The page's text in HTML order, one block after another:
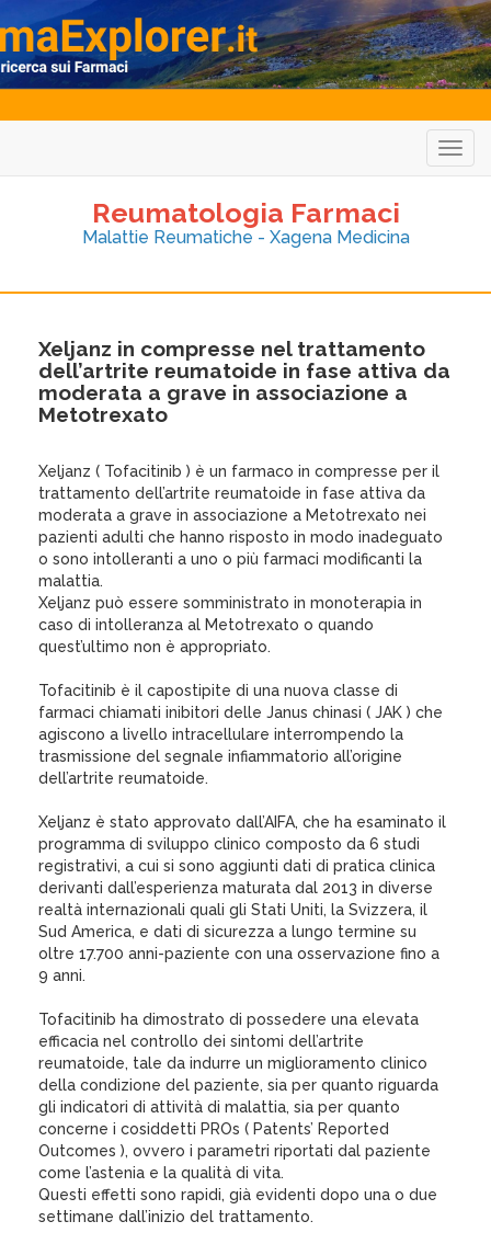
Reumatologia Farmaci
Malattie Reumatiche - Xagena Medicina
Xeljanz in compresse nel trattamento
dell’artrite reumatoide in fase attiva da
moderata a grave in associazione a
Metotrexato
Xeljanz ( Tofacitinib ) è un farmaco in compresse per il
trattamento dell’artrite reumatoide in fase attiva da
moderata a grave in associazione a Metotrexato nei
pazienti adulti che hanno risposto in modo inadeguato
o sono intolleranti a uno o più farmaci modificanti la
malattia.
Xeljanz può essere somministrato in monoterapia in
caso di intolleranza al Metotrexato o quando
quest’ultimo non è appropriato.
Tofacitinib è il capostipite di una nuova classe di
farmaci chiamati inibitori delle Janus chinasi ( JAK ) che
agiscono a livello intracellulare interrompendo la
trasmissione del segnale infiammatorio all’origine
dell’artrite reumatoide.
Xeljanz è stato approvato dall’AIFA, che ha esaminato il
programma di sviluppo clinico composto da 6 studi
registrativi, a cui si sono aggiunti dati di pratica clinica
derivanti dall’esperienza maturata dal 2013 in diverse
realtà internazionali quali gli Stati Uniti, la Svizzera, il
Sud America, e dati di sicurezza a lungo termine su
oltre 17.700 anni-paziente con una osservazione fino a
9 anni.
Tofacitinib ha dimostrato di possedere una elevata
efficacia nel controllo dei sintomi dell’artrite
reumatoide, tale da indurre un miglioramento clinico
della condizione del paziente, sia per quanto riguarda
gli indicatori di attività di malattia, sia per quanto
concerne i cosiddetti PROs ( Patents’ Reported
Outcomes ), ovvero i parametri riportati dal paziente
come l’astenia e la qualità di vita.
Questi effetti sono rapidi, già evidenti dopo una o due
settimane dall’inizio del trattamento.